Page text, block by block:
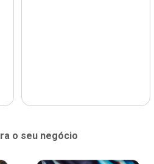
o seu negócio